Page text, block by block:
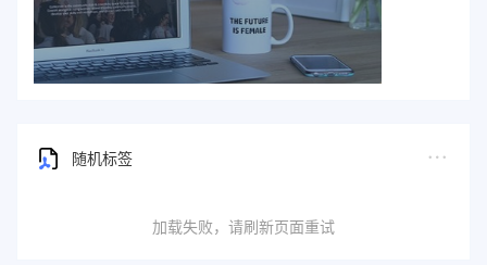
随机标签
加载失败，请刷新页面重试